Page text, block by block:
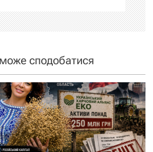
сподобатися